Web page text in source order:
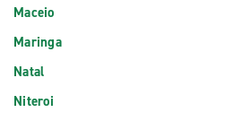
Maceio
Maringa
Natal
Niteroi